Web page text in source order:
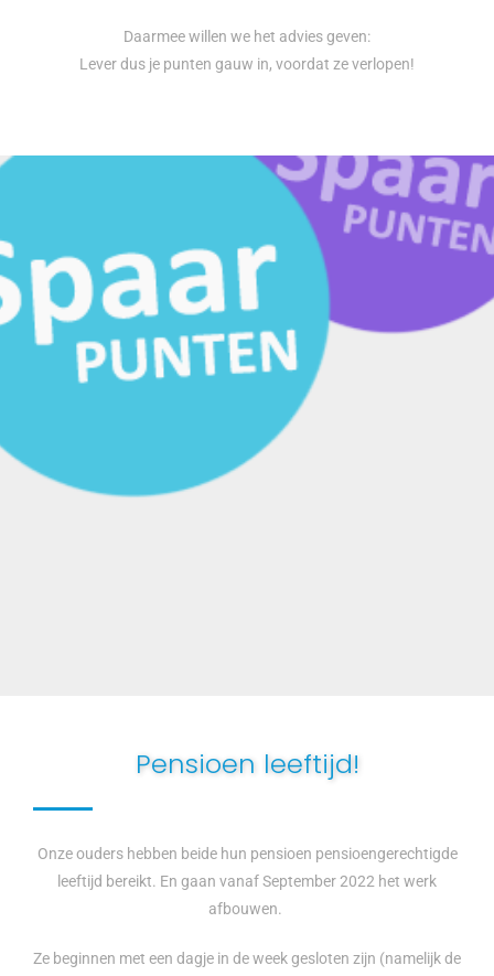
Daarmee willen we het advies geven:
Lever dus je punten gauw in, voordat ze verlopen!
Pensioen leeftijd!
Onze ouders hebben beide hun pensioen pensioengerechtigde
leeftijd bereikt. En gaan vanaf September 2022 het werk
afbouwen.
Ze beginnen met een dagje in de week gesloten zijn (namelijk de